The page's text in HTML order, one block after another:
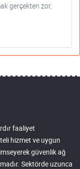
gerçekten zor,
faaliyet
hizmet ve uygun
güvenlik ağ
Sektörde uzunca